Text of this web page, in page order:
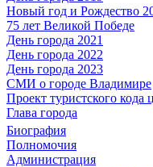
Новый год и Рождество
75 лет Великой Победе
День города 2021
День города 2022
День города 2023
СМИ о городе Владимире
Проект туристского кода
Глава города
Биография
Полномочия
Администрация